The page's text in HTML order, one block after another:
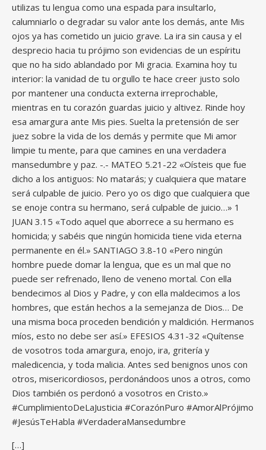
utilizas tu lengua como una espada para insultarlo,
calumniarlo o degradar su valor ante los demás, ante Mis
ojos ya has cometido un juicio grave. La ira sin causa y el
desprecio hacia tu prójimo son evidencias de un espíritu
que no ha sido ablandado por Mi gracia. Examina hoy tu
interior: la vanidad de tu orgullo te hace creer justo solo
por mantener una conducta externa irreprochable,
mientras en tu corazón guardas juicio y altivez. Rinde hoy
esa amargura ante Mis pies. Suelta la pretensión de ser
juez sobre la vida de los demás y permite que Mi amor
limpie tu mente, para que camines en una verdadera
mansedumbre y paz. -.- MATEO 5.21-22 «Oísteis que fue
dicho a los antiguos: No matarás; y cualquiera que matare
será culpable de juicio. Pero yo os digo que cualquiera que
se enoje contra su hermano, será culpable de juicio…» 1
JUAN 3.15 «Todo aquel que aborrece a su hermano es
homicida; y sabéis que ningún homicida tiene vida eterna
permanente en él.» SANTIAGO 3.8-10 «Pero ningún
hombre puede domar la lengua, que es un mal que no
puede ser refrenado, lleno de veneno mortal. Con ella
bendecimos al Dios y Padre, y con ella maldecimos a los
hombres, que están hechos a la semejanza de Dios… De
una misma boca proceden bendición y maldición. Hermanos
míos, esto no debe ser así.» EFESIOS 4.31-32 «Quítense
de vosotros toda amargura, enojo, ira, gritería y
maledicencia, y toda malicia. Antes sed benignos unos con
otros, misericordiosos, perdonándoos unos a otros, como
Dios también os perdonó a vosotros en Cristo.»
#CumplimientoDeLaJusticia #CorazónPuro #AmorAlPrójimo
#JesúsTeHabla #VerdaderaMansedumbre
[…]